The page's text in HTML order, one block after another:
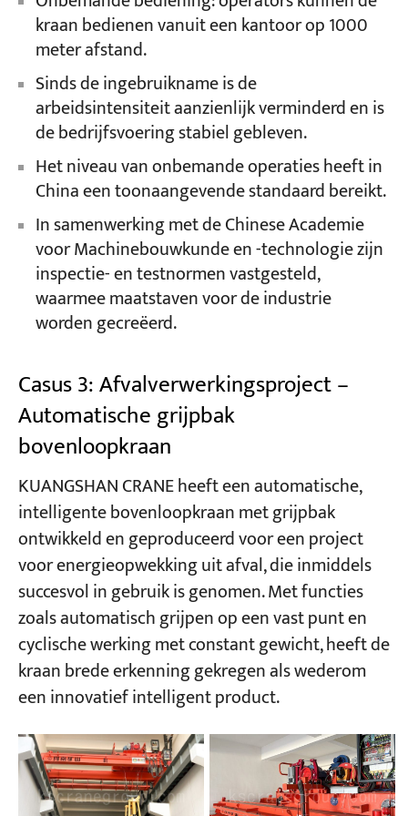
kraan bedienen vanuit een kantoor op 1000
meter afstand.
Sinds de ingebruikname is de
arbeidsintensiteit aanzienlijk verminderd en is
de bedrijfsvoering stabiel gebleven.
Het niveau van onbemande operaties heeft in
China een toonaangevende standaard bereikt.
In samenwerking met de Chinese Academie
voor Machinebouwkunde en -technologie zijn
inspectie- en testnormen vastgesteld,
waarmee maatstaven voor de industrie
worden gecreëerd.
Casus 3: Afvalverwerkingsproject –
Automatische grijpbak
bovenloopkraan
KUANGSHAN CRANE heeft een automatische,
intelligente bovenloopkraan met grijpbak
ontwikkeld en geproduceerd voor een project
voor energieopwekking uit afval, die inmiddels
succesvol in gebruik is genomen. Met functies
zoals automatisch grijpen op een vast punt en
cyclische werking met constant gewicht, heeft de
kraan brede erkenning gekregen als wederom
een innovatief intelligent product.